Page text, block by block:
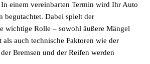
einem vereinbarten Termin wird Ihr Auto
begutachtet. Dabei spielt der
wichtige Rolle – sowohl äußere Mängel
auch technische Faktoren wie der
Bremsen und der Reifen werden